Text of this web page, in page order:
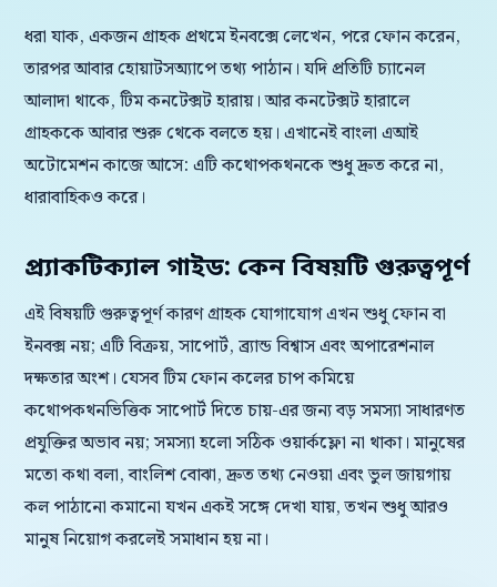
ধরা যাক, একজন গ্রাহক প্রথমে ইনবক্সে লেখেন, পরে ফোন করেন,
তারপর আবার হোয়াটসঅ্যাপে তথ্য পাঠান। যদি প্রতিটি চ্যানেল
আলাদা থাকে, টিম কনটেক্সট হারায়। আর কনটেক্সট হারালে
গ্রাহককে আবার শুরু থেকে বলতে হয়। এখানেই বাংলা এআই
অটোমেশন কাজে আসে: এটি কথোপকথনকে শুধু দ্রুত করে না,
ধারাবাহিকও করে।
প্র্যাকটিক্যাল গাইড: কেন বিষয়টি গুরুত্বপূর্ণ
এই বিষয়টি গুরুত্বপূর্ণ কারণ গ্রাহক যোগাযোগ এখন শুধু ফোন বা
ইনবক্স নয়; এটি বিক্রয়, সাপোর্ট, ব্র্যান্ড বিশ্বাস এবং অপারেশনাল
দক্ষতার অংশ। যেসব টিম ফোন কলের চাপ কমিয়ে
কথোপকথনভিত্তিক সাপোর্ট দিতে চায়-এর জন্য বড় সমস্যা সাধারণত
প্রযুক্তির অভাব নয়; সমস্যা হলো সঠিক ওয়ার্কফ্লো না থাকা। মানুষের
মতো কথা বলা, বাংলিশ বোঝা, দ্রুত তথ্য নেওয়া এবং ভুল জায়গায়
কল পাঠানো কমানো যখন একই সঙ্গে দেখা যায়, তখন শুধু আরও
মানুষ নিয়োগ করলেই সমাধান হয় না।